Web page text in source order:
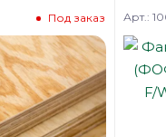
Под заказ Арт.: